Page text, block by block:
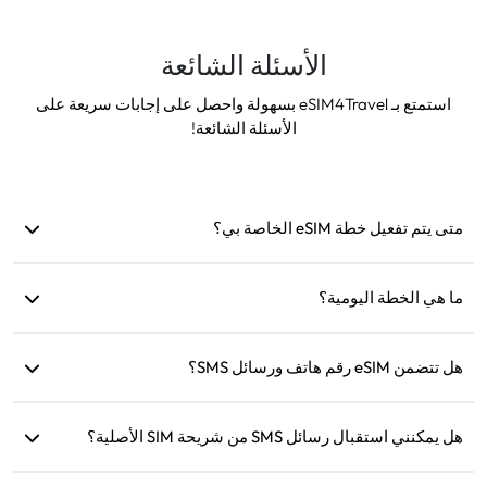
الأسئلة الشائعة
استمتع بـ eSIM4Travel بسهولة واحصل على إجابات سريعة على
الأسئلة الشائعة!
متى يتم تفعيل خطة eSIM الخاصة بي؟
السفر.
ما هي الخطة اليومية؟
الساعة 9 صباحًا في اليوم التالي. إذا استنفدت البيانات اليومية،هل تتضمن eSIM رقم هاتف ورسائل SMS؟
WhatsApp للتواصل.
هل يمكنني استقبال رسائل SMS من شريحة SIM الأصلية؟